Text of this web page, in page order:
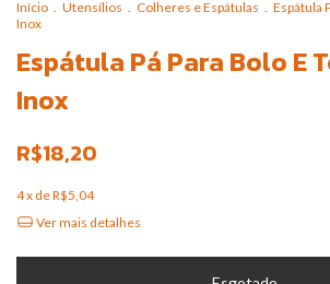
Início Utensílios Colheres e Espátulas
Espátula
Inox
Espátula Pá Para Bolo E
Inox
R$18,20
4x deR$5,04
Ver mais detalhes